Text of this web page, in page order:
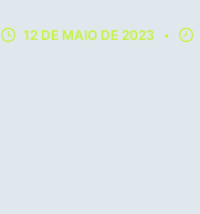
12 DE MAIO DE 2023